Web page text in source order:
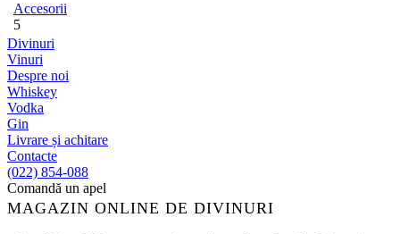
Accesorii
5
Divinuri
Vinuri
Despre noi
Whiskey
Vodka
Gin
Livrare și achitare
Contacte
(022) 854-088
Comandă un apel
MAGAZIN ONLINE DE DIVINURI